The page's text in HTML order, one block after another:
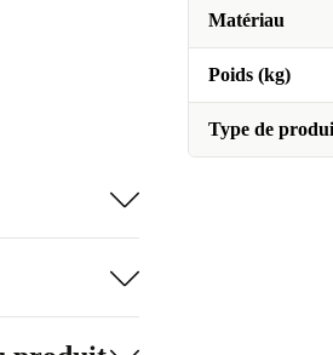
Matériau
Poids (kg)
Type de